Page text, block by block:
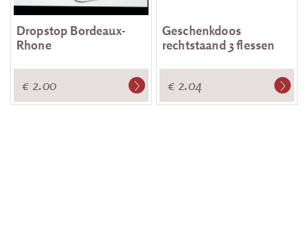
Dropstop Bordeaux-
Rhone
€ 2.00
Geschenkdoos
rechtstaand 3 flessen
€ 2.04